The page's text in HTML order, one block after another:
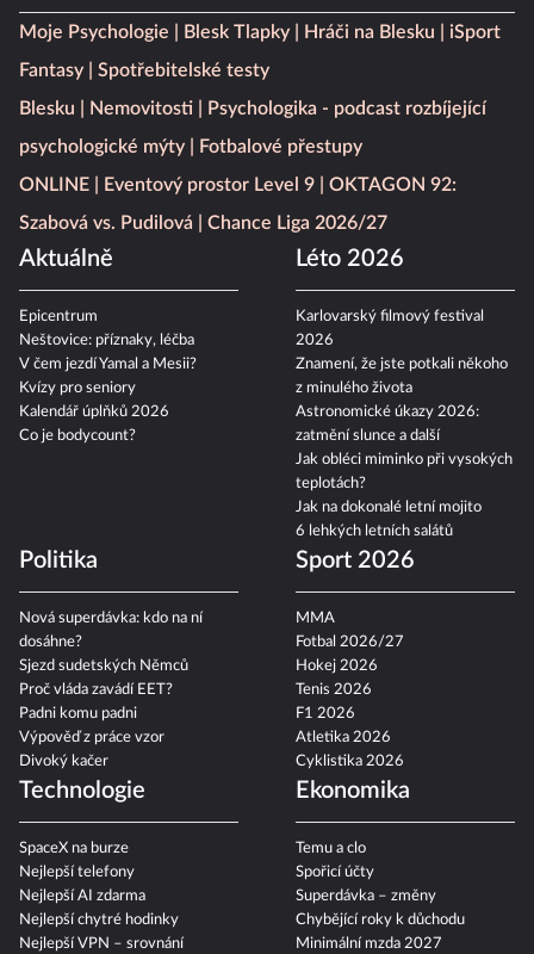
Moje Psychologie Blesk Tlapky Hráči na Blesku
iSport
Fantasy
Spotřebitelské testy
Blesku
Nemovitosti
Psychologika - podcast rozbíjející
psychologické mýty
Fotbalové přestupy
ONLINE
Eventový prostor Level 9
OKTAGON 92:
Szabová vs. Pudilová
Chance Liga 2026/27
Aktuálně
Epicentrum
Neštovice: příznaky, léčba
V čem jezdí Yamal a Mesii?
Kvízy pro seniory
Kalendář úplňků 2026
Co je bodycount?
Léto 2026
Karlovarský filmový festival
2026
Znamení, že jste potkali někoho
z minulého života
Astronomické úkazy 2026:
zatmění slunce a další
Jak obléci miminko při vysokých
teplotách?
Jak na dokonalé letní mojito
6 lehkých letních salátů
Politika
Nová superdávka: kdo na ní
dosáhne?
Sjezd sudetských Němců
Proč vláda zavádí EET?
Padni komu padni
Výpověď z práce vzor
Divoký kačer
Sport 2026
MMA
Fotbal 2026/27
Hokej 2026
Tenis 2026
F1 2026
Atletika 2026
Cyklistika 2026
Technologie
SpaceX na burze
Nejlepší telefony
Nejlepší AI zdarma
Nejlepší chytré hodinky
Nejlepší VPN – srovnání
Ekonomika
Temu a clo
Spořicí účty
Superdávka – změny
Chybějící roky k důchodu
Minimální mzda 2027